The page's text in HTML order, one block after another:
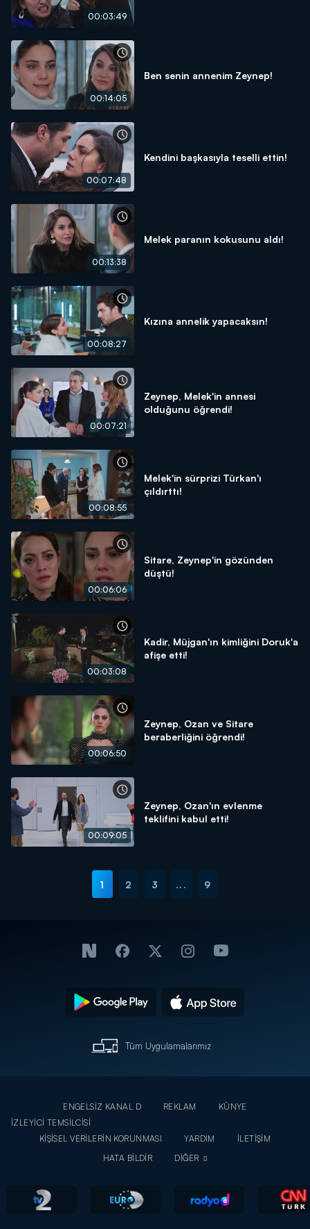
00:03:49
00:14:05
Ben senin annenim Zeynep!
00:07:48
Kendini başkasıyla teselli ettin!
00:13:38
Melek paranın kokusunu aldı!
00:08:27
Kızına annelik yapacaksın!
00:07:21
Zeynep, Melek'in annesi
olduğunu öğrendi!
00:08:55
Melek'in sürprizi Türkan'ı
çıldırttı!
00:06:06
Sitare, Zeynep'in gözünden
düştü!
00:03:08
Kadir, Müjgan'ın kimliğini Doruk'a
afişe etti!
00:06:50
Zeynep, Ozan ve Sitare
beraberliğini öğrendi!
00:09:05
Zeynep, Ozan'ın evlenme
teklifini kabul etti!
1 2 3 ... 9
Tüm Uygulamalarımız
ENGELSİZ KANAL D REKLAM
KÜNYE
İZLEYİCİ TEMSİLCİSİ
KİŞİSEL VERİLERİN KORUNMASI
YARDIM
İLETİŞİM
HATA BİLDİR
DİĞER